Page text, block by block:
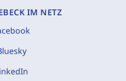
IM NETZ